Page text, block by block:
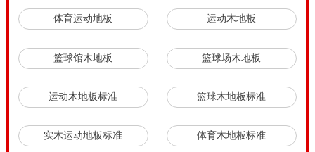
体育运动地板 运动木地板
篮球馆木地板 篮球场木地板
运动木地板标准 篮球木地板标准
实木运动地板标准 体育木地板标准